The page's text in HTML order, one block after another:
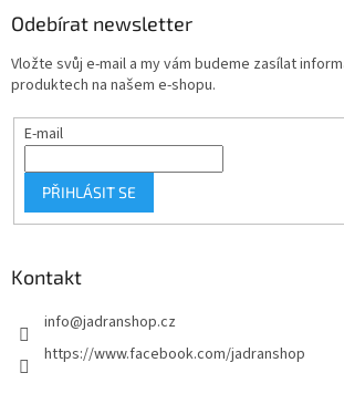
Odebírat newsletter
Vložte svůj e-mail a my vám budeme zasílat
produktech na našem e-shopu.
E-mail
PŘIHLÁSIT SE
Kontakt
info@jadranshop.cz
https://www.facebook.com/jadranshop